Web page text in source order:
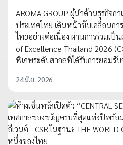
AROMA GROUP ผู้นำด้านธุรกิจก
ประเทศไทย เดินหน้าขับเคลื่อนก
ไทยอย่างต่อเนื่อง ผ่านการร่วมเป็
of Excellence Thailand 2026
พิเศษระดับสากลที่ได้รับการยอมรับ
24 มิ.ย. 2026